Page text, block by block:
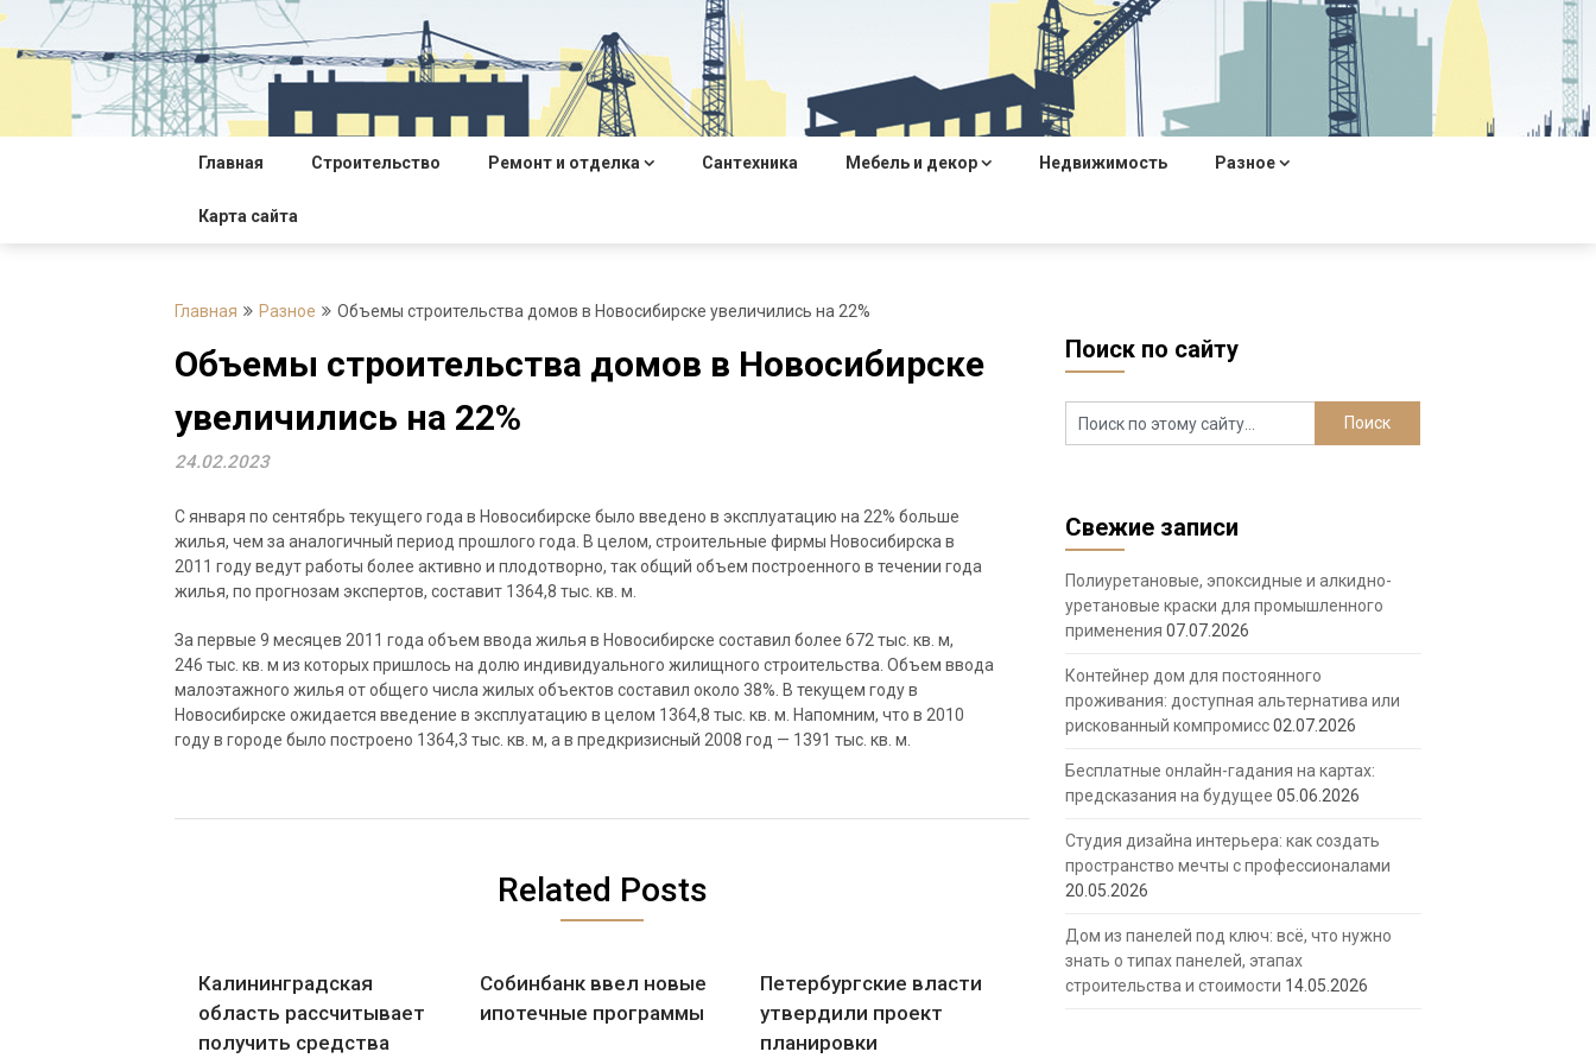
Перейти
содержимому
Главная Строительство Ремонт и отделка Сантехника Мебель и декор Недвижимость Разное
Карта сайта
Главная Разное Объемы строительства домов в Новосибирске увеличились на 22%
Объемы строительства домов в Новосибирске
увеличились на 22%
24.02.2023
С января по сентябрь текущего года в Новосибирске было введено в эксплуатацию на 22% больше
жилья, чем за аналогичный период прошлого года. В целом, строительные фирмы Новосибирска в
2011 году ведут работы более активно и плодотворно, так общий объем построенного в течении года
жилья, по прогнозам экспертов, составит 1364,8 тыс. кв. м.
За первые 9 месяцев 2011 года объем ввода жилья в Новосибирске составил более 672 тыс. кв. м,
246 тыс. кв. м из которых пришлось на долю индивидуального жилищного строительства. Объем ввода
малоэтажного жилья от общего числа жилых объектов составил около 38%. В текущем году в
Новосибирске ожидается введение в эксплуатацию в целом 1364,8 тыс. кв. м. Напомним, что в 2010
году в городе было построено 1364,3 тыс. кв. м, а в предкризисный 2008 год — 1391 тыс. кв. м.
Related Posts
Калининградская
область рассчитывает
получить средства
Собинбанк ввел новые
ипотечные программы
Петербургские власти
утвердили проект
планировки
Поиск по сайту
Свежие записи
Полиуретановые, эпоксидные и алкидно-
уретановые краски для промышленного
применения 07.07.2026
Контейнер дом для постоянного
проживания: доступная альтернатива или
рискованный компромисс02.07.2026
Бесплатные онлайн-гадания на картах:
предсказания на будущее 05.06.2026
Студия дизайна интерьера: как создать
пространство мечты с профессионалами
20.05.2026
Дом из панелей под ключ: всё, что нужно
знать о типах панелей, этапах
строительства и стоимости 14.05.2026